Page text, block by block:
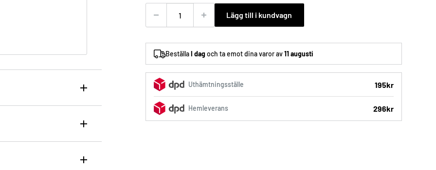
Lägg till i kundvagn
BeställaI dagoch ta emot dina varor av11 augusti
Uthämtningsställe 195kr
Hemleverans 296kr
Mango- och